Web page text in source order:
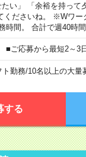
い」 「余裕を持って
くださいね。 ※Wワー
間。 合計で週40時
ご応募から最短2～3
ト勤務/10名以上の大量
する